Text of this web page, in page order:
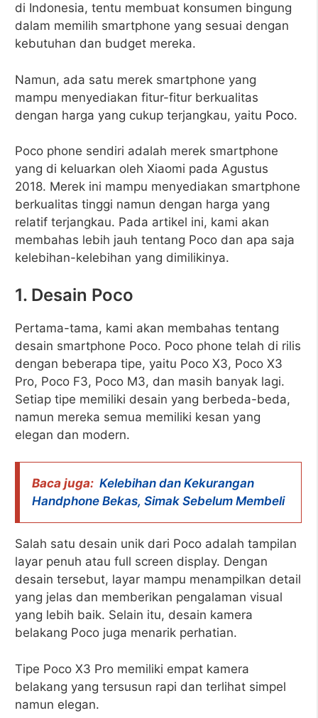
di Indonesia, tentu membuat konsumen bingung
dalam memilih smartphone yang sesuai dengan
kebutuhan dan budget mereka.
Namun, ada satu merek smartphone yang
mampu menyediakan fitur-fitur berkualitas
dengan harga yang cukup terjangkau, yaitu Poco.
Poco phone sendiri adalah merek smartphone
yang di keluarkan oleh Xiaomi pada Agustus
2018. Merek ini mampu menyediakan smartphone
berkualitas tinggi namun dengan harga yang
relatif terjangkau. Pada artikel ini, kami akan
membahas lebih jauh tentang Poco dan apa saja
kelebihan-kelebihan yang dimilikinya.
1. Desain Poco
Pertama-tama, kami akan membahas tentang
desain smartphone Poco. Poco phone telah di rilis
dengan beberapa tipe, yaitu Poco X3, Poco X3
Pro, Poco F3, Poco M3, dan masih banyak lagi.
Setiap tipe memiliki desain yang berbeda-beda,
namun mereka semua memiliki kesan yang
elegan dan modern.
Baca juga: Kelebihan dan Kekurangan
Handphone Bekas, Simak Sebelum Membeli
Salah satu desain unik dari Poco adalah tampilan
layar penuh atau full screen display. Dengan
desain tersebut, layar mampu menampilkan detail
yang jelas dan memberikan pengalaman visual
yang lebih baik. Selain itu, desain kamera
belakang Poco juga menarik perhatian.
Tipe Poco X3 Pro memiliki empat kamera
belakang yang tersusun rapi dan terlihat simpel
namun elegan.